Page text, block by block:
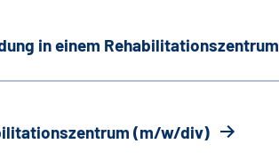
in einem Rehabilitationszentrum
(m/w/div)